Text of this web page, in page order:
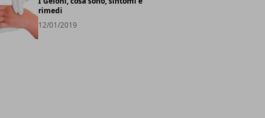
rimedi
12/01/2019